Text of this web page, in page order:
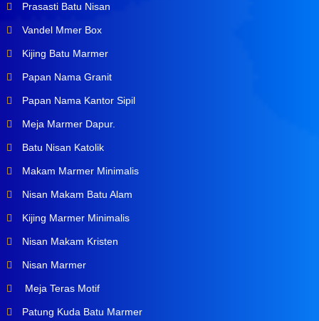
Prasasti Batu Nisan
Vandel Mmer Box
Kijing Batu Marmer
Papan Nama Granit
Papan Nama Kantor Sipil
Meja Marmer Dapur.
Batu Nisan Katolik
Makam Marmer Minimalis
Nisan Makam Batu Alam
Kijing Marmer Minimalis
Nisan Makam Kristen
Nisan Marmer
Meja Teras Motif
Patung Kuda Batu Marmer